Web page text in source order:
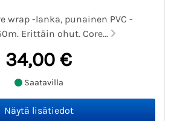
wrap -lanka, punainen PVC -
Erittäin ohut. Core...
34,00 €
Saatavilla